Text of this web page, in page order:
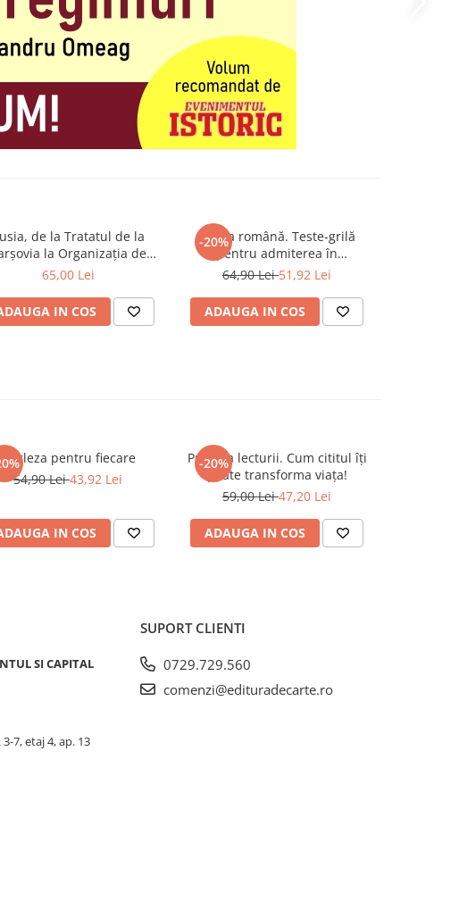
de la Tratatul de la
la Organizația de
de la Shanghai și
65,00 Lei
IN COS
-20%
Limba română. Teste-grilă
pentru admiterea în
învățământul superior
64,90 Lei51,92 Lei
ADAUGA IN COS
Engleza pentru fiecare
54,90 Lei43,92 Lei
IN COS
-20%
Puterea lecturii. Cum cititul îți
poate transforma viața!
59,00 Lei47,20 Lei
ADAUGA IN COS
SI CAPITAL
7, etaj 4, ap. 13
SUPORT CLIENTI
0729.729.560
comenzi@edituradecarte.ro